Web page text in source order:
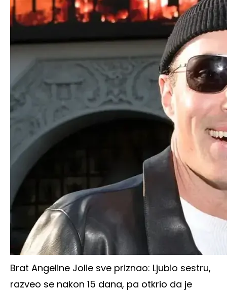
Brat Angeline Jolie sve priznao: Ljubio sestru,
razveo se nakon 15 dana, pa otkrio da je